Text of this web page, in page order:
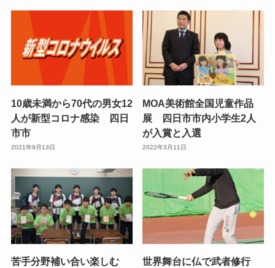
10歳未満から70代の男女12
人が新型コロナ感染 四日
市市
2021年9月13日
MOA美術館全国児童作品
展 四日市市内小学生2人
が入賞と入選
2022年3月11日
苦手分野補い合い楽しむ
世界舞台に仏で武者修行